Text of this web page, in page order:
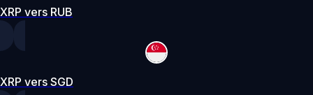
XRP vers RUB
XRP vers SGD